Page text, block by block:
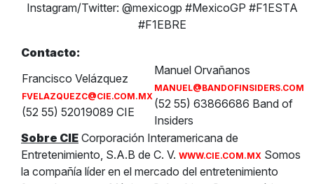
Instagram/Twitter: @mexicogp #MexicoGP #F1ESTA
#F1EBRE
Contacto:
Francisco Velázquez
FVELAZQUEZC@CIE.COM.MX
(52 55) 52019089 CIE
Manuel Orvañanos
MANUEL@BANDOFINSIDERS.COM
(52 55) 63866686 Band of
Insiders
Sobre CIE Corporación Interamericana de
Entretenimiento, S.A.B de C. V. WWW.CIE.COM.MX Somos
la compañía líder en el mercado del entretenimiento